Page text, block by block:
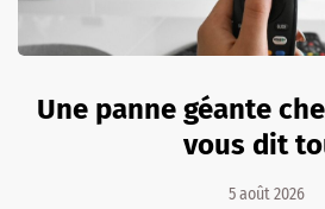
Une panne géante
vous dit
5 août 2026